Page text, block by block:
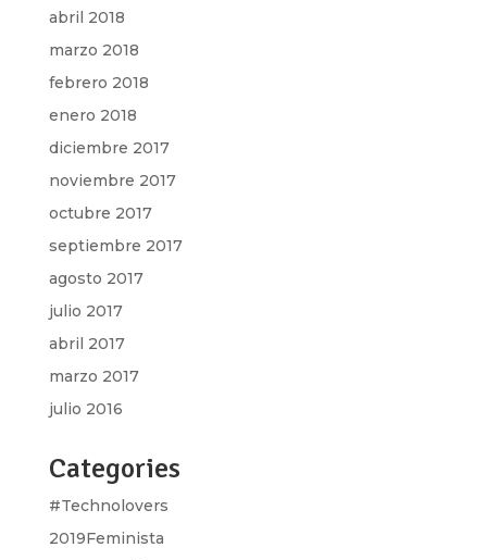
abril 2018
marzo 2018
febrero 2018
enero 2018
diciembre 2017
noviembre 2017
octubre 2017
septiembre 2017
agosto 2017
julio 2017
abril 2017
marzo 2017
julio 2016
Categories
#Technolovers
2019Feminista